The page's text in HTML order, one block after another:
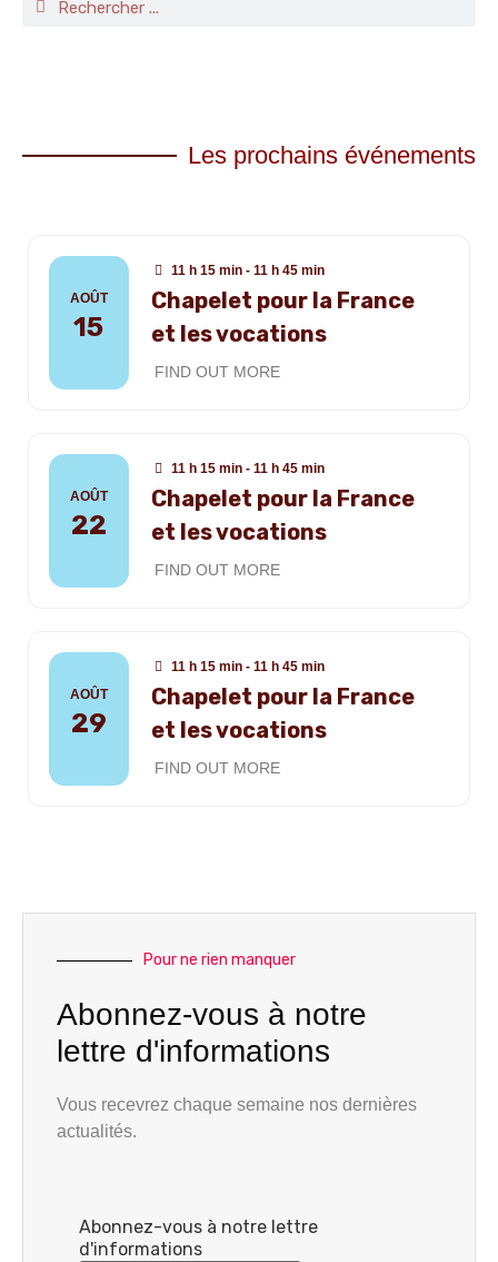
Les prochains événements
AOÛT
15
11 h 15 min - 11 h 45 min
Chapelet pour la France
et les vocations
FIND OUT MORE
AOÛT
22
11 h 15 min - 11 h 45 min
Chapelet pour la France
et les vocations
FIND OUT MORE
AOÛT
29
11 h 15 min - 11 h 45 min
Chapelet pour la France
et les vocations
FIND OUT MORE
Pour ne rien manquer
Abonnez-vous à notre
lettre d'informations
Vous recevrez chaque semaine nos dernières
actualités.
Abonnez-vous à notre lettre
d'informations